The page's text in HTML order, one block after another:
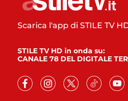
Scarica l'app di STILE TV
STILE TV HD in onda su:
CANALE 78 DEL DIGITALE